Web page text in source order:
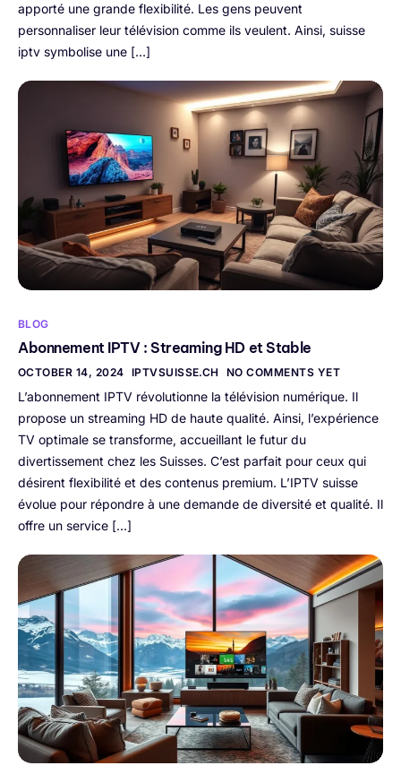
apporté une grande flexibilité. Les gens peuvent
personnaliser leur télévision comme ils veulent. Ainsi, suisse
iptv symbolise une […]
BLOG
Abonnement IPTV : Streaming HD et Stable
OCTOBER 14, 2024 IPTVSUISSE.CH NO COMMENTS YET
L’abonnement IPTV révolutionne la télévision numérique. Il
propose un streaming HD de haute qualité. Ainsi, l’expérience
TV optimale se transforme, accueillant le futur du
divertissement chez les Suisses. C’est parfait pour ceux qui
désirent flexibilité et des contenus premium. L’IPTV suisse
évolue pour répondre à une demande de diversité et qualité. Il
offre un service […]